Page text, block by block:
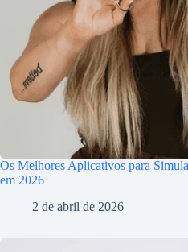
Os Melhores Aplicativos para
em 2026
2 de abril de 2026